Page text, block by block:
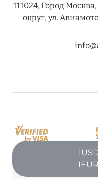
111024, Город
округ, ул.